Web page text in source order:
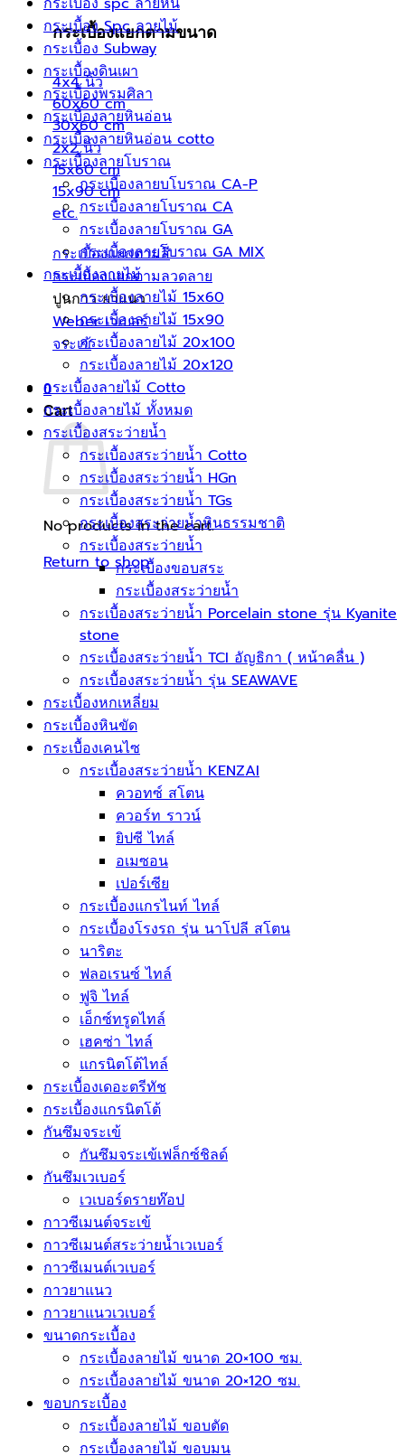
กระเบื้องแยกตามขนาด
4x4 นิ้ว
60x60 cm
30x60 cm
2x2 นิ้ว
15x60 cm
15x90 cm
etc.
กระเบื้องแยกตามสี
กระเบื้องแยกตามลวดลาย
ปูนกาว ยาแนว
Weber เวเบอร์
จระเข้
0
Cart
No products in the cart.
Return to shop
กระเบื้อง Spc ลายไม้
กระเบื้อง Subway
กระเบื้องดินเผา
กระเบื้องพรมศิลา
กระเบื้องลายหินอ่อน
กระเบื้องลายหินอ่อน cotto
กระเบื้องลายโบราณ
กระเบื้องลายบโบราณ CA-P
กระเบื้องลายโบราณ CA
กระเบื้องลายโบราณ GA
กระเบื้องลายโบราณ GA MIX
กระเบื้องลายไม้
กระเบื้องลายไม้ 15x60
กระเบื้องลายไม้ 15x90
กระเบื้องลายไม้ 20x100
กระเบื้องลายไม้ 20x120
กระเบื้องลายไม้ Cotto
กระเบื้องลายไม้ ทั้งหมด
กระเบื้องสระว่ายน้ำ
กระเบื้องสระว่ายน้ำ Cotto
กระเบื้องสระว่ายน้ำ HGn
กระเบื้องสระว่ายน้ำ TGs
กระเบื้องสระว่ายน้ำหินธรรมชาติ
กระเบื้องสระว่ายนํ้า
กระเบื้องขอบสระ
กระเบื้องสระว่ายนํ้า
กระเบื้องสระว่ายนํ้า Porcelain stone รุ่น Kyanite
stone
กระเบื้องสระว่ายนํ้า TCI อัญธิกา ( หน้าคลื่น )
กระเบื้องสระว่ายนํ้า รุ่น SEAWAVE
กระเบื้องหกเหลี่ยม
กระเบื้องหินขัด
กระเบื้องเคนไซ
กระเบื้องสระว่ายน้ำ KENZAI
ควอทซ์ สโตน
ควอร์ท ราวน์
ยิปซี ไทล์
อเมซอน
เปอร์เซีย
กระเบื้องแกรไนท์ ไทล์
กระเบื้องโรงรถ รุ่น นาโปลี สโตน
นาริตะ
ฟลอเรนซ์ ไทล์
ฟูจิ ไทล์
เอ็กซ์ทรูดไทล์
เฮคซ่า ไทล์
แกรนิตโต้ไทล์
กระเบื้องเดอะตรีทัช
กระเบื้องแกรนิตโต้
กันซึมจระเข้
กันซึมจระเข้เฟล็กซ์ชิลด์
กันซึมเวเบอร์
เวเบอร์ดรายท๊อป
กาวซีเมนต์จระเข้
กาวซีเมนต์สระว่ายนํ้าเวเบอร์
กาวซีเมนต์เวเบอร์
กาวยาแนว
กาวยาแนวเวเบอร์
ขนาดกระเบื้อง
กระเบื้องลายไม้ ขนาด 20×100 ซม.
กระเบื้องลายไม้ ขนาด 20×120 ซม.
ขอบกระเบื้อง
กระเบื้องลายไม้ ขอบตัด
กระเบื้องลายไม้ ขอบมน